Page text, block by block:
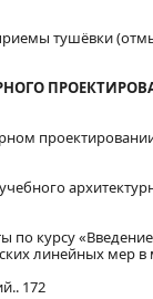
тушёвки
по курсу
линейных мер в
172